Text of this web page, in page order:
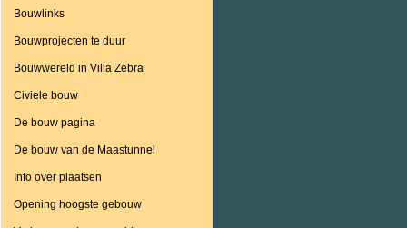
Bouwlinks
Bouwprojecten te duur
Bouwwereld in Villa Zebra
Civiele bouw
De bouw pagina
De bouw van de Maastunnel
Info over plaatsen
Opening hoogste gebouw